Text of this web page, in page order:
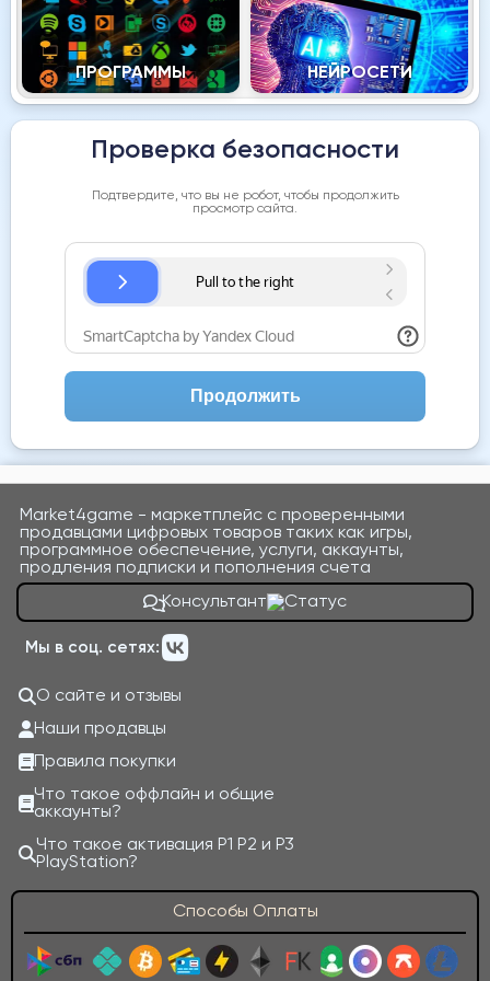
ПРОГРАММЫ НЕЙРОСЕТИ
Проверка безопасности
Подтвердите, что вы не робот, чтобы продолжить
просмотр сайта.
Продолжить
Market4game - маркетплейс с проверенными
продавцами цифровых товаров таких как игры,
программное обеспечение, услуги, аккаунты,
продления подписки и пополнения счета
Консультант
Мы в соц. сетях:
О сайте и отзывы
Наши продавцы
Правила покупки
Что такое оффлайн и общие
аккаунты?
Что такое активация P1 P2 и P3
PlayStation?
Способы Оплаты